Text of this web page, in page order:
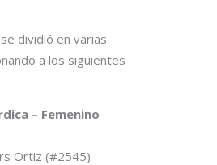
dividió en varias
a los siguientes
– Femenino
Ortiz (#2545)